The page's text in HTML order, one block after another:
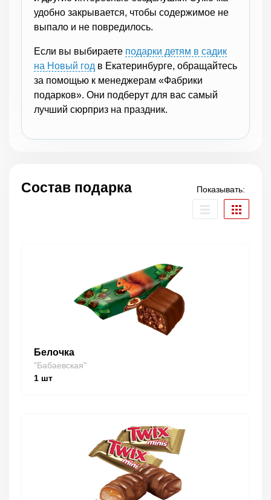
удобно закрывается, чтобы содержимое не
выпало и не повредилось.
Если вы выбираете подарки детям в садик
на Новый год в Екатеринбурге, обращайтесь
за помощью к менеджерам «Фабрики
подарков». Они подберут для вас самый
лучший сюрприз на праздник.
Состав подарка Показывать:
Белочка
"Бабаевская"
1 шт